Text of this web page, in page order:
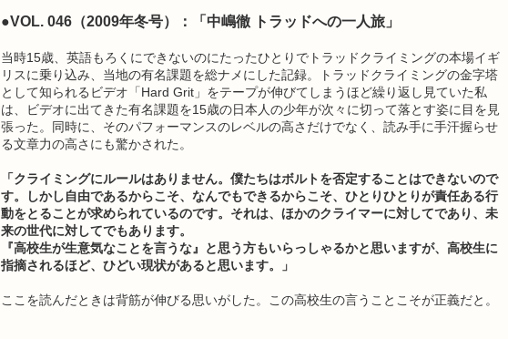
●VOL. 046（2009年冬号）：「中嶋徹 トラッドへの一人旅」
当時15歳、英語もろくにできないのにたったひとりでトラッドクライミングの本場イギ
リスに乗り込み、当地の有名課題を総ナメにした記録。トラッドクライミングの金字塔
として知られるビデオ「Hard Grit」をテープが伸びてしまうほど繰り返し見ていた私
は、ビデオに出てきた有名課題を15歳の日本人の少年が次々に切って落とす姿に目を見
張った。同時に、そのパフォーマンスのレベルの高さだけでなく、読み手に手汗握らせ
る文章力の高さにも驚かされた。
「クライミングにルールはありません。僕たちはボルトを否定することはできないので
す。しかし自由であるからこそ、なんでもできるからこそ、ひとりひとりが責任ある行
動をとることが求められているのです。それは、ほかのクライマーに対してであり、未
来の世代に対してでもあります。
『高校生が生意気なことを言うな』と思う方もいらっしゃるかと思いますが、高校生に
指摘されるほど、ひどい現状があると思います。」
ここを読んだときは背筋が伸びる思いがした。この高校生の言うことこそが正義だと。